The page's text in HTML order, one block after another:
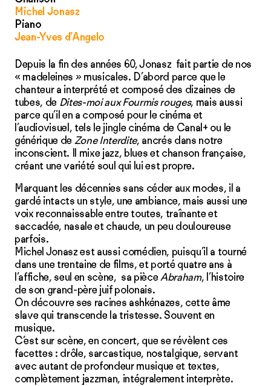
Michel Jonasz
Piano
Jean-Yves d’Angelo
Depuis la fin des années 60, Jonasz fait partie de nos
« madeleines » musicales. D’abord parce que le
chanteur a interprété et composé des dizaines de
tubes, de Dites-moi aux Fourmis rouges, mais aussi
parce qu’il en a composé pour le cinéma et
l’audiovisuel, tels le jingle cinéma de Canal+ ou le
générique de Zone Interdite, ancrés dans notre
inconscient. Il mixe jazz, blues et chanson française,
créant une variété soul qui lui est propre.
Marquant les décennies sans céder aux modes, il a
gardé intacts un style, une ambiance, mais aussi une
voix reconnaissable entre toutes, traînante et
saccadée, nasale et chaude, un peu douloureuse
parfois.
Michel Jonasz est aussi comédien, puisqu’il a tourné
dans une trentaine de films, et porté quatre ans à
l’affiche, seul en scène, sa pièceAbraham, l’histoire
de son grand-père juif polonais.
On découvre ses racines ashkénazes, cette âme
slave qui transcende la tristesse. Souvent en
musique.
C’est sur scène, en concert, que se révèlent ces
facettes : drôle, sarcastique, nostalgique, servant
avec autant de profondeur musique et textes,
complètement jazzman, intégralement interprète.